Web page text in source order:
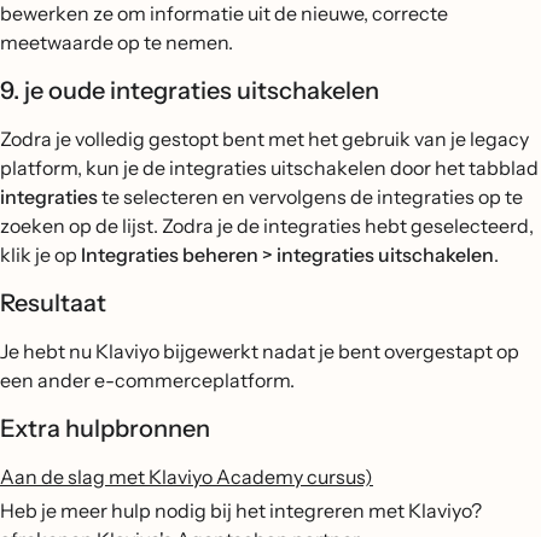
bewerken ze om informatie uit de nieuwe, correcte
meetwaarde op te nemen.
9. je oude integraties uitschakelen
Zodra je volledig gestopt bent met het gebruik van je legacy
platform, kun je de integraties uitschakelen door het tabblad
integratieste selecteren en vervolgens de integraties op te
zoeken op de lijst. Zodra je de integraties hebt geselecteerd,
klik je op Integraties beheren > integraties uitschakelen.
Resultaat
Je hebt nu Klaviyo bijgewerkt nadat je bent overgestapt op
een ander e-commerceplatform.
Extra hulpbronnen
Aan de slag met Klaviyo Academy cursus)
Heb je meer hulp nodig bij het integreren met Klaviyo?